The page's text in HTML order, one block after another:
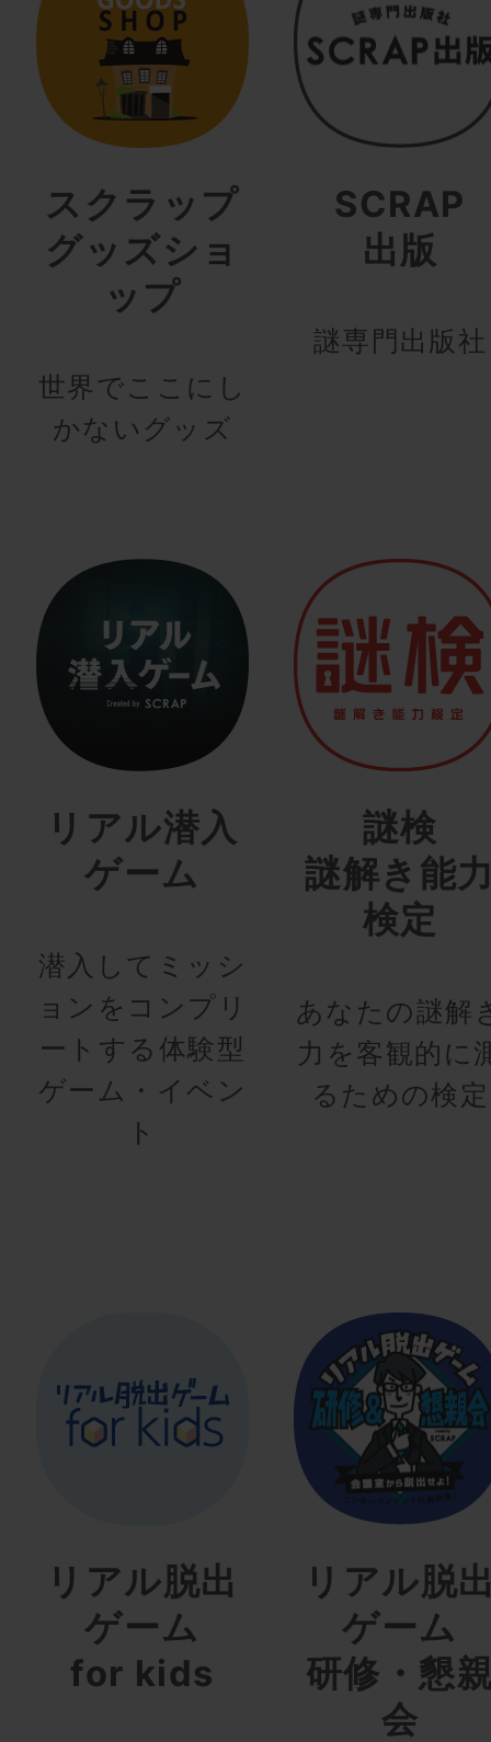
スクラップ
グッズショ
ップ
世界でここにし
かないグッズ
SCRAP
出版
謎専門出版社
リアル潜入
ゲーム
潜入してミッシ
ョンをコンプリ
ートする体験型
ゲーム・イベン
ト
謎検
謎解き能
検定
あなたの謎解
力を客観的に
るための検定
リアル脱出
ゲーム
for kids
リアル脱
ゲーム
研修・懇
会